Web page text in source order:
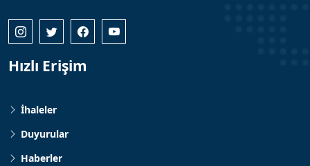
Hızlı Erişim
İhaleler
Duyurular
Haberler